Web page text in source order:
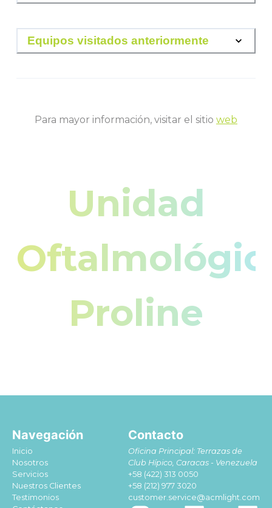
Equipos visitados anteriormente
Para mayor información, visitar el sitio web
Unidad
Proline
Navegación
Inicio
Nosotros
Servicios
Nuestros Clientes
Testimonios
Contacto
Oficina Principal: Terrazas de
Club Hípico, Caracas - Venezuela
+58 (422) 313 0050
+58 (212) 977 3020
customer.service@acmlight.com